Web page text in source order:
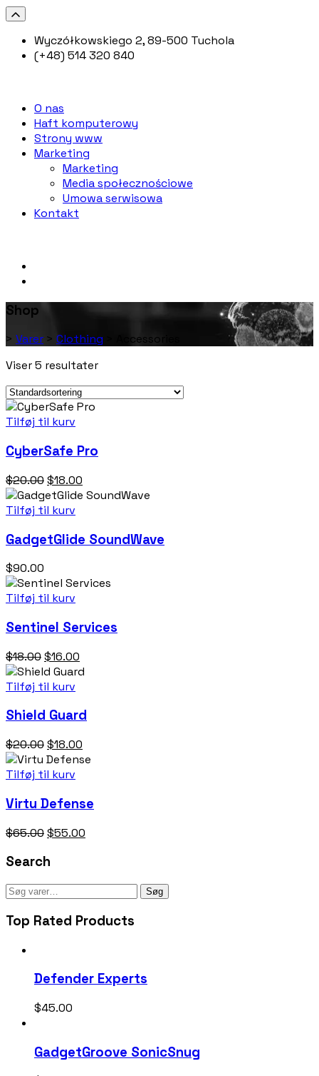
Wyczółkowskiego 2, 89-500 Tuchola
(+48) 514 320 840
O nas
Haft komputerowy
Strony www
Marketing
Marketing
Media społecznościowe
Umowa serwisowa
Kontakt
Shop
> Varer > Clothing
Accessories
Viser 5 resultater
Tilføj til kurv
CyberSafe Pro
$20.00Den
oprindelige
pris
$20.00.
$18.00
aktuelle
$18.00.
Tilføj til kurv
GadgetGlide SoundWave
$90.00
Tilføj til kurv
Sentinel Services
$18.00Den
oprindelige
pris
$18.00.
$16.00
aktuelle
$16.00.
Tilføj til kurv
Shield Guard
$20.00Den
oprindelige
pris
$20.00.
$18.00
aktuelle
$18.00.
Tilføj til kurv
Virtu Defense
$65.00Den
pris
$65.00.
$55.00
Search
Søg
Søg
Top Rated Products
Defender Experts
$45.00
GadgetGroove SonicSnug